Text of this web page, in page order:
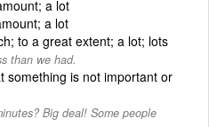
a lot
a lot
to a great extent; a lot; lots
than we had.
something is not important or
Big deal! Some people